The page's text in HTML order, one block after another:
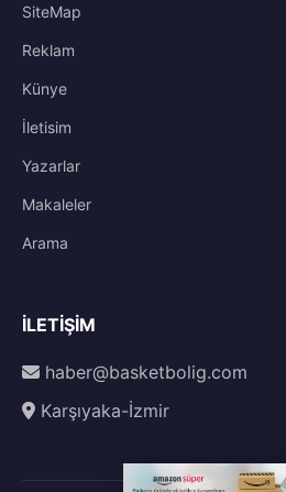
SiteMap
Reklam
Künye
İletisim
Yazarlar
Makaleler
Arama
İLETIŞIM
haber@basketbolig.com
Karşıyaka-İzmir